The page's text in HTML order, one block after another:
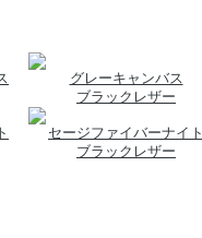
グレーキャンバス
ブラックレザー
セージファイバーナイト
ブラックレザー